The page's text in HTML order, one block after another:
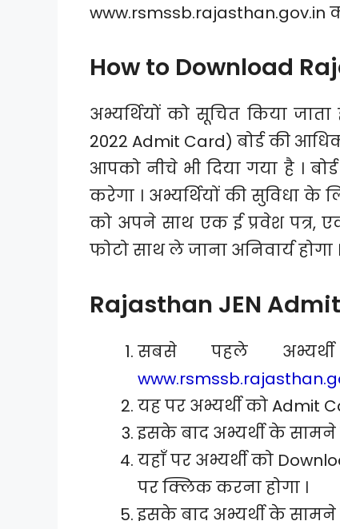
How to Download
अभ्यर्थियों को सूचित किया जाता
2022 Admit Card) बोर्ड की
आपको नीचे भी दिया गया है ।
करेगा । अभ्यर्थियों की सुविधा के
को अपने साथ एक ई प्रवेश पत्र,
फोटो साथ ले जाना अनिवार्य होगा ।
Rajasthan JEN
सबसे पहले
यह पर अभ्यर्थी को Admit
इसके बाद अभ्यर्थी के सामने
यहाँ पर अभ्यर्थी को
पर क्लिक करना होगा ।
इसके बाद अभ्यर्थी के सामने